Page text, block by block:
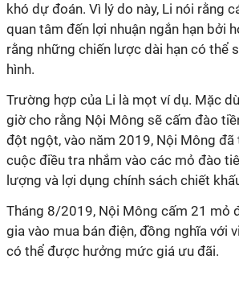
khó dự đoán. Vì lý do này, Li nói rằng
quan tâm đến lợi nhuận ngắn hạn bởi
rằng những chiến lược dài hạn có thể
hình.
Trường hợp của Li là mọt ví dụ. Mặc
giờ cho rằng Nội Mông sẽ cấm đào
đột ngột, vào năm 2019, Nội Mông
cuộc điều tra nhắm vào các mỏ đào
lượng và lợi dụng chính sách chiết
Tháng 8/2019, Nội Mông cấm 21 mỏ
gia vào mua bán điện, đồng nghĩa với
có thể được hưởng mức giá ưu đãi.